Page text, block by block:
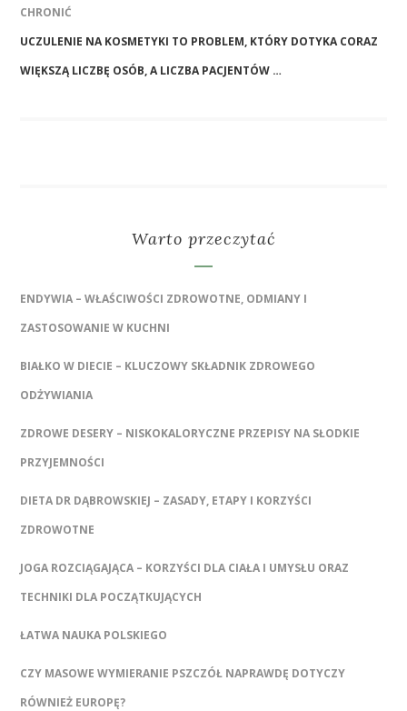
CHRONIĆ
UCZULENIE NA KOSMETYKI TO PROBLEM, KTÓRY DOTYKA CORAZ
WIĘKSZĄ LICZBĘ OSÓB, A LICZBA PACJENTÓW …
Warto przeczytać
ENDYWIA – WŁAŚCIWOŚCI ZDROWOTNE, ODMIANY I
ZASTOSOWANIE W KUCHNI
BIAŁKO W DIECIE – KLUCZOWY SKŁADNIK ZDROWEGO
ODŻYWIANIA
ZDROWE DESERY – NISKOKALORYCZNE PRZEPISY NA SŁODKIE
PRZYJEMNOŚCI
DIETA DR DĄBROWSKIEJ – ZASADY, ETAPY I KORZYŚCI
ZDROWOTNE
JOGA ROZCIĄGAJĄCA – KORZYŚCI DLA CIAŁA I UMYSŁU ORAZ
TECHNIKI DLA POCZĄTKUJĄCYCH
ŁATWA NAUKA POLSKIEGO
CZY MASOWE WYMIERANIE PSZCZÓŁ NAPRAWDĘ DOTYCZY
RÓWNIEŻ EUROPĘ?